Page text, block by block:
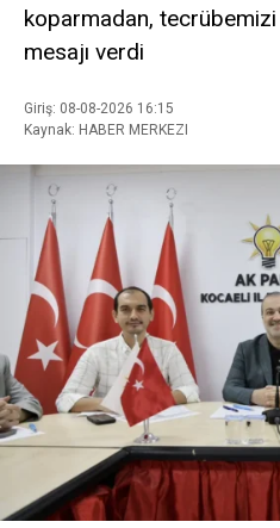
koparmadan, tecrübemizi
mesajı verdi
Giriş: 08-08-2026 16:15
Kaynak: HABER MERKEZI